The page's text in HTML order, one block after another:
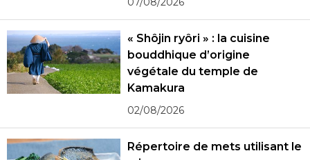
« Shôjin ryôri » : la cuisine
bouddhique d’origine
végétale du temple de
Kamakura
02/08/2026
Répertoire de mets utilisant le